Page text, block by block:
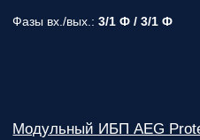
Фазы вх./вых.:3/1 Ф / 3/1 Ф
Модульный ИБП AEG